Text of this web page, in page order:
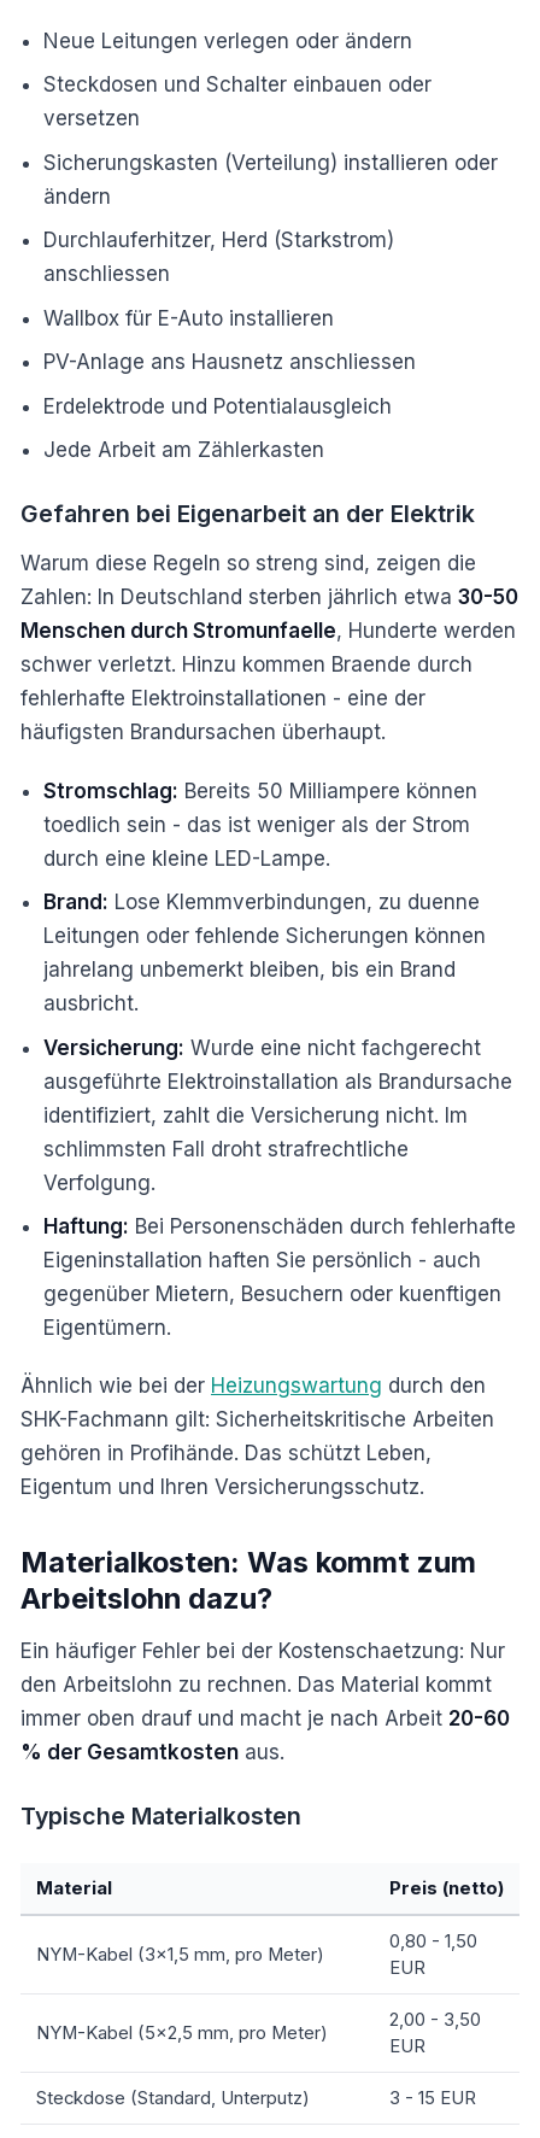
Neue Leitungen verlegen oder ändern
Steckdosen und Schalter einbauen oder
versetzen
Sicherungskasten (Verteilung) installieren oder
ändern
Durchlauferhitzer, Herd (Starkstrom)
anschliessen
Wallbox für E-Auto installieren
PV-Anlage ans Hausnetz anschliessen
Erdelektrode und Potentialausgleich
Jede Arbeit am Zählerkasten
Gefahren bei Eigenarbeit an der Elektrik
Warum diese Regeln so streng sind, zeigen die
Zahlen: In Deutschland sterben jährlich etwa 30-50
Menschen durch Stromunfaelle, Hunderte werden
schwer verletzt. Hinzu kommen Braende durch
fehlerhafte Elektroinstallationen - eine der
häufigsten Brandursachen überhaupt.
Stromschlag: Bereits 50 Milliampere können
toedlich sein - das ist weniger als der Strom
durch eine kleine LED-Lampe.
Brand: Lose Klemmverbindungen, zu duenne
Leitungen oder fehlende Sicherungen können
jahrelang unbemerkt bleiben, bis ein Brand
ausbricht.
Versicherung: Wurde eine nicht fachgerecht
ausgeführte Elektroinstallation als Brandursache
identifiziert, zahlt die Versicherung nicht. Im
schlimmsten Fall droht strafrechtliche
Verfolgung.
Haftung: Bei Personenschäden durch fehlerhafte
Eigeninstallation haften Sie persönlich - auch
gegenüber Mietern, Besuchern oder kuenftigen
Eigentümern.
Ähnlich wie bei der Heizungswartung durch den
SHK-Fachmann gilt: Sicherheitskritische Arbeiten
gehören in Profihände. Das schützt Leben,
Eigentum und Ihren Versicherungsschutz.
Materialkosten: Was kommt zum
Arbeitslohn dazu?
Ein häufiger Fehler bei der Kostenschaetzung: Nur
den Arbeitslohn zu rechnen. Das Material kommt
immer oben drauf und macht je nach Arbeit 20-60
% der Gesamtkosten aus.
Typische Materialkosten
Material Preis (netto)
NYM-Kabel (3x1,5 mm, pro Meter)
0,80 - 1,50
EUR
NYM-Kabel (5x2,5 mm, pro Meter)
2,00 - 3,50
EUR
Steckdose (Standard, Unterputz) 3 - 15 EUR